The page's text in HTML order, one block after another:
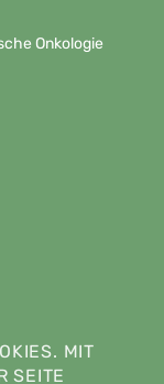
Onkologie
MIT
SEITE